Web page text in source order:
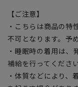
【ご注意】
・こちらは商品の特
不可となります。予
・睡眠時の着用は、
補給を行ってください
・体質などにより、